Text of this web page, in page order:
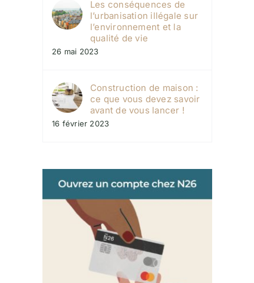
Les conséquences de
l’urbanisation illégale sur
l’environnement et la
qualité de vie
26 mai 2023
Construction de maison :
ce que vous devez savoir
avant de vous lancer !
16 février 2023